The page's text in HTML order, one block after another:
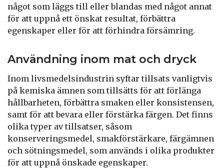
något som läggs till eller blandas med något annat
för att uppnå ett önskat resultat, förbättra
egenskaper eller för att förhindra försämring.
Användning inom mat och dryck
Inom livsmedelsindustrin syftar tillsats vanligtvis
på kemiska ämnen som tillsätts för att förlänga
hållbarheten, förbättra smaken eller konsistensen,
samt för att bevara eller förstärka färgen. Det finns
olika typer av tillsatser, såsom
konserveringsmedel, smakförstärkare, färgämnen
och sötningsmedel, som används i olika produkter
för att uppnå önskade egenskaper.